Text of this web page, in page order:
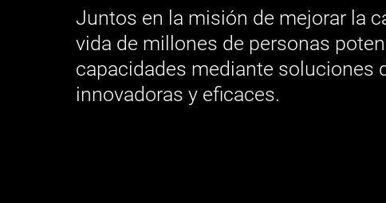
Juntos en la misión de mejorar la
vida de millones de personas
capacidades mediante soluciones
innovadoras y eficaces.